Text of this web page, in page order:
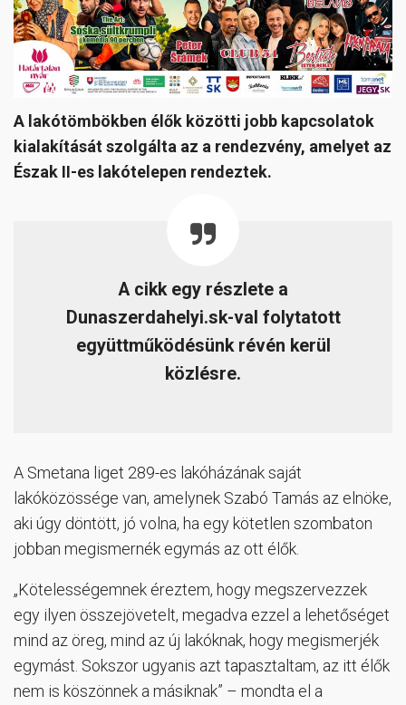
A lakótömbökben élők közötti jobb kapcsolatok
kialakítását szolgálta az a rendezvény, amelyet az
Észak II-es lakótelepen rendeztek.
A cikk egy részlete a
Dunaszerdahelyi.sk-val folytatott
együttműködésünk révén kerül
közlésre.
A Smetana liget 289-es lakóházának saját
lakóközössége van, amelynek Szabó Tamás az elnöke,
aki úgy döntött, jó volna, ha egy kötetlen szombaton
jobban megismernék egymás az ott élők.
„Kötelességemnek éreztem, hogy megszervezzek
egy ilyen összejövetelt, megadva ezzel a lehetőséget
mind az öreg, mind az új lakóknak, hogy megismerjék
egymást. Sokszor ugyanis azt tapasztaltam, az itt élők
nem is köszönnek a másiknak” – mondta el a